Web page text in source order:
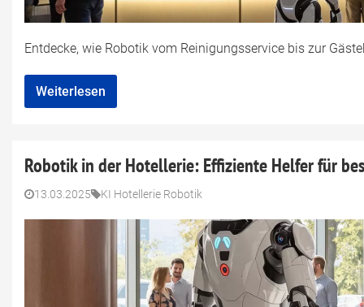
Entdecke, wie Robotik vom Reinigungsservice bis zur
Weiterlesen
Robotik in der Hotellerie: Effiziente Helfer für
13.03.2025 KI Hotellerie Robotik